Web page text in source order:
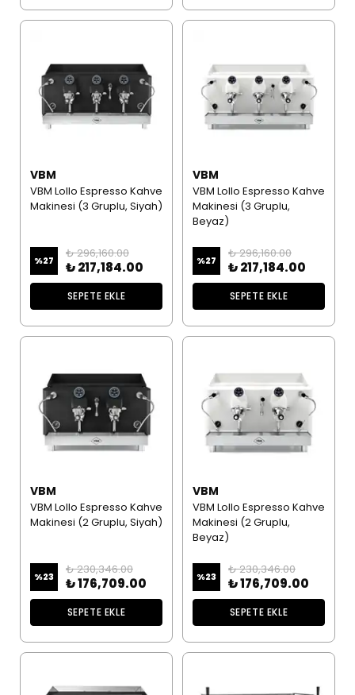
VBM
VBM Lollo Espresso Kahve
Makinesi (3 Gruplu, Siyah)
%27
₺ 296,160.00
₺ 217,184.00
SEPETE EKLE
VBM
VBM Lollo Espresso Kahve
Makinesi (3 Gruplu,
Beyaz)
%27
₺ 296,160.00
₺ 217,184.00
SEPETE EKLE
VBM
VBM Lollo Espresso Kahve
Makinesi (2 Gruplu, Siyah)
%23
₺ 230,346.00
₺ 176,709.00
SEPETE EKLE
VBM
VBM Lollo Espresso Kahve
Makinesi (2 Gruplu,
Beyaz)
%23
₺ 230,346.00
₺ 176,709.00
SEPETE EKLE